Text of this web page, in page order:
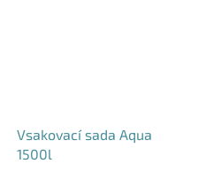
Vsakovací sada Aqua
1500l